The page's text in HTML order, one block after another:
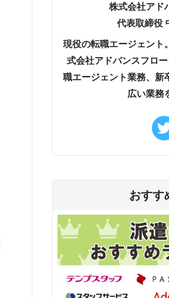
株式会社アド
代表取締役
現役の転職エージェント
式会社アドバンスフロ
職エージェント業務、新
広い業務
おすす